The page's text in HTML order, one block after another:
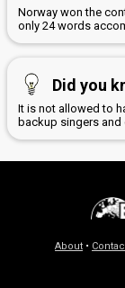
Norway won the
only 24 words
Did you
It is not allowed to
backup singers and
About •